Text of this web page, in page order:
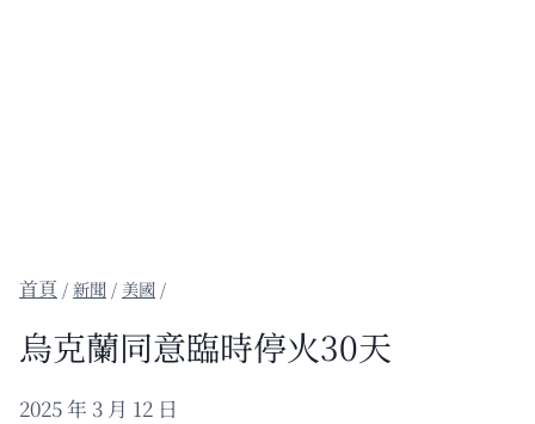
/新聞 / 美國 /
烏克蘭同意臨時停火30天
2025 年 3 月 12 日